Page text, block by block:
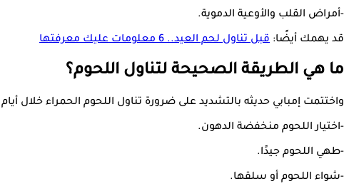
-أمراض القلب والأوعية الدموية.
قد يهمك أيضًا: قبل تناول لحم العيد.. 6 معلومات عليك معرفتها
ما هي الطريقة الصحيحة لتناول اللحوم؟
واختتمت إمبابي حديثه بالتشديد على ضرورة تناول اللحوم الحمراء خلال أيام
-اختيار اللحوم منخفضة الدهون.
-طهي اللحوم جيدًا.
-شواء اللحوم أو سلقها.